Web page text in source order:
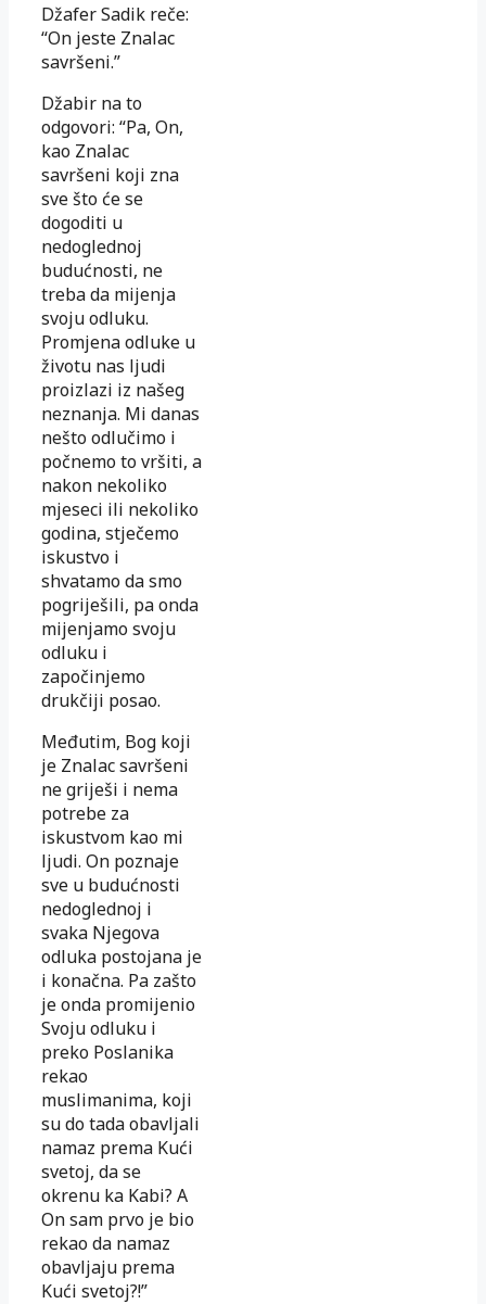
Džafer Sadik reče:
“On jeste Znalac
savršeni.”
Džabir na to
odgovori: “Pa, On,
kao Znalac
savršeni koji zna
sve što će se
dogoditi u
nedoglednoj
budućnosti, ne
treba da mijenja
svoju odluku.
Promjena odluke u
životu nas ljudi
proizlazi iz našeg
neznanja. Mi danas
nešto odlučimo i
počnemo to vršiti, a
nakon nekoliko
mjeseci ili nekoliko
godina, stječemo
iskustvo i
shvatamo da smo
pogriješili, pa onda
mijenjamo svoju
odluku i
započinjemo
drukčiji posao.
Međutim, Bog koji
je Znalac savršeni
ne griješi i nema
potrebe za
iskustvom kao mi
ljudi. On poznaje
sve u budućnosti
nedoglednoj i
svaka Njegova
odluka postojana je
i konačna. Pa zašto
je onda promijenio
Svoju odluku i
preko Poslanika
rekao
muslimanima, koji
su do tada obavljali
namaz prema Kući
svetoj, da se
okrenu ka Kabi? A
On sam prvo je bio
rekao da namaz
obavljaju prema
Kući svetoj?!”